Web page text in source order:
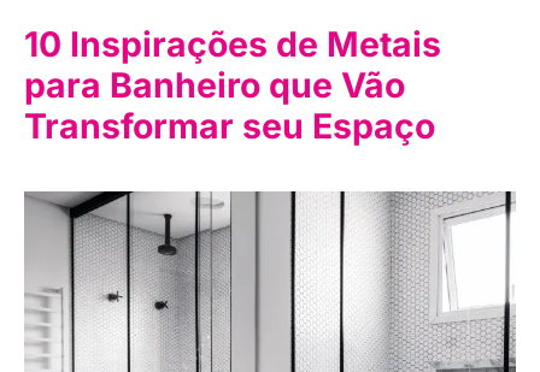
10 Inspirações de Metais
para Banheiro que Vão
Transformar seu Espaço